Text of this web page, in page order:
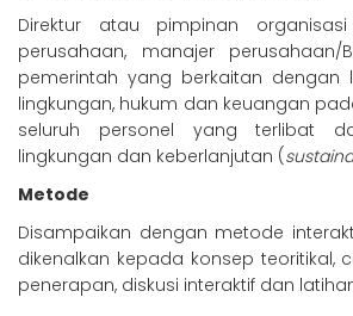
Direktur atau pimpinan
perusahaan, manajer perusahaan/
pemerintah yang berkaitan dengan
lingkungan, hukum dan keuangan
seluruh personel yang terlibat
lingkungan dan keberlanjutan (
Metode
Disampaikan dengan metode
dikenalkan kepada konsep teoritikal,
penerapan, diskusi interaktif dan